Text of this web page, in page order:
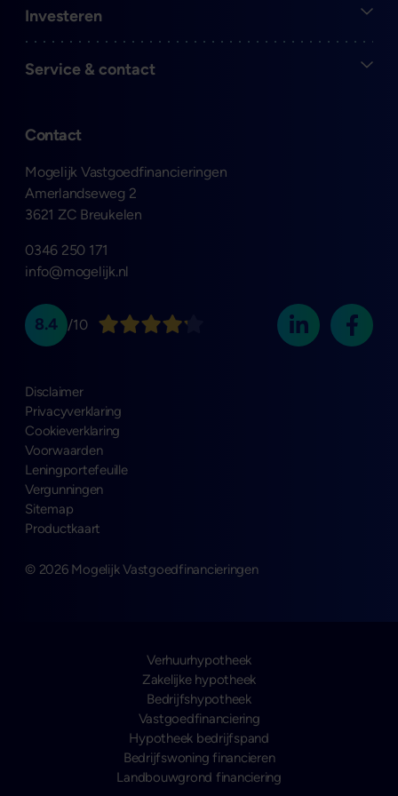
Contact
Mogelijk Vastgoedfinancieringen
Amerlandseweg 2
3621 ZC Breukelen
0346 250 171
info@mogelijk.nl
Open
Investeren
Open
Service & contact
8.4 /10
© 2026 Mogelijk Vastgoedfinancieringen
Disclaimer
Privacyverklaring
Cookieverklaring
Voorwaarden
Leningportefeuille
Vergunningen
Sitemap
Productkaart
Verhuurhypotheek
Zakelijke hypotheek
Bedrijfshypotheek
Vastgoedfinanciering
Hypotheek bedrijfspand
Bedrijfswoning financieren
Landbouwgrond financiering